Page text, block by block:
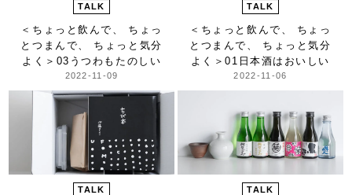
TALK
＜ちょっと飲んで、 ちょっ
とつまんで、 ちょっと気分
よく＞ 03うつわもたのしい
2022-11-09
TALK
＜ちょっと飲んで、 ちょっ
とつまんで、 ちょっと気分
よく＞01日本酒はおいしい
2022-11-06
TALK TALK